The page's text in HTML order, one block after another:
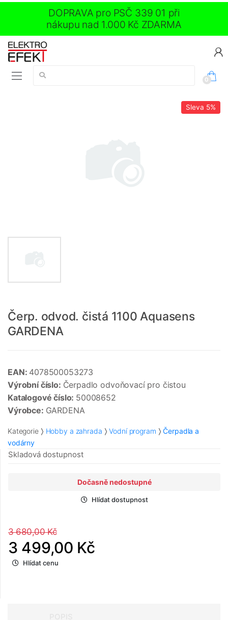
DOPRAVA pro PSČ 339 01 při
nákupu nad 1.000 Kč ZDARMA
Vyhledávání:
0
Sleva 5%
Čerp. odvod. čistá 1100 Aquasens
GARDENA
EAN: 4078500053273
Výrobní číslo: Čerpadlo odvoňovací pro čistou
Katalogové číslo: 50008652
Výrobce: GARDENA
Kategorie Hobby a zahrada Vodní program
Čerpadla a
vodárny
Skladová dostupnost
Dočasně nedostupné
Hlídat dostupnost
3 680,00 Kč
3 499,00 Kč
Hlídat cenu